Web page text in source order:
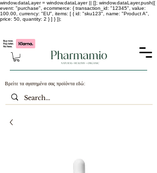
window.dataLayer = window.dataLayer || []; window.dataLayer.push({
event: "purchase", ecommerce: { transaction_id: "12345", value:
100.00, currency: "EU", items: [ { id: "sku123", name: "Product A",
price: 50, quantity: 2 } ] } });
Βρείτε τα αγαπημένα σας προϊόντα εδώ: